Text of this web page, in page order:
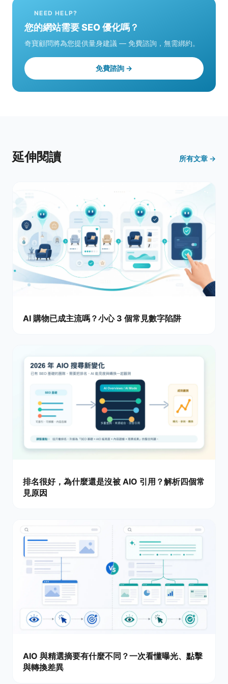
NEED HELP?
您的網站需要 SEO 優化嗎？
奇寶顧問將為您提供量身建議 — 免費諮詢，無需綁約。
免費諮詢 →
延伸閱讀 所有文章 →
AI 購物已成主流嗎？小心 3 個常見數字陷阱
排名很好，為什麼還是沒被 AIO 引用？解析四個常
見原因
AIO 與精選摘要有什麼不同？一次看懂曝光、點擊
與轉換差異